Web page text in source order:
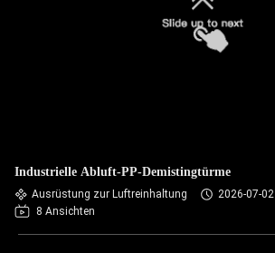
Industrielle Abluft-PP-Demistingtürme
Ausrüstung zur Luftreinhaltung
2026-07-02
8 Ansichten